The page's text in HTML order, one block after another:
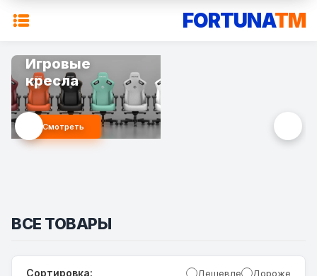
FORTUNATM
Игровые
кресла
Смотреть
ВСЕ ТОВАРЫ
Сортировка: Дешевле Дороже